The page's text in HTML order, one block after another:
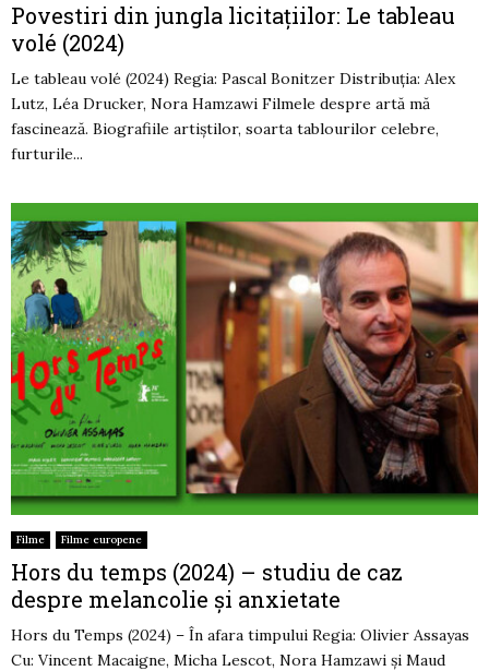
Povestiri din jungla licitațiilor: Le tableau
volé (2024)
Le tableau volé (2024) Regia: Pascal Bonitzer Distribuția: Alex
Lutz, Léa Drucker, Nora Hamzawi Filmele despre artă mă
fascinează. Biografiile artiștilor, soarta tablourilor celebre,
furturile...
Filme Filme europene
Hors du temps (2024) – studiu de caz
despre melancolie și anxietate
Hors du Temps (2024) – În afara timpului Regia: Olivier Assayas
Cu: Vincent Macaigne, Micha Lescot, Nora Hamzawi și Maud